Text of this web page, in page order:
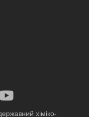
хіміко-